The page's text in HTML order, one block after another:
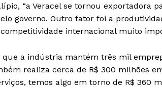
“a Veracel se tornou exportadora
governo. Outro fator foi a
internacional muito
a indústria mantém três mil
realiza cerca de R$ 300 milhões
temos algo em torno de R$ 360